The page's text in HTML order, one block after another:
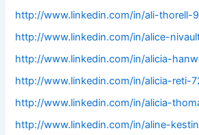
http://www.linkedin.com/in/ali-thorell-
http://www.linkedin.com/in/alice-
http://www.linkedin.com/in/alicia-
http://www.linkedin.com/in/alicia-reti-
http://www.linkedin.com/in/alicia-
http://www.linkedin.com/in/aline-